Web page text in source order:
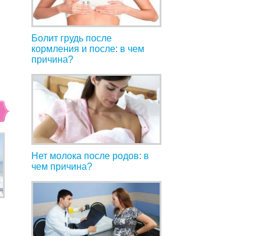
Болит грудь после
кормления и после: в чем
причина?
Нет молока после родов: в
чем причина?